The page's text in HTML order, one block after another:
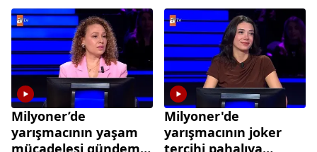
Milyoner’de
yarışmacının yaşam
mücadelesi gündem
Milyoner'de
yarışmacının joker
tercihi pahalıya